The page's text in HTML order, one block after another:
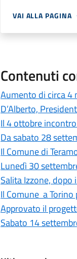
VAI ALLA PAGINA
Contenuti
Aumento di circa 4
D’Alberto,
Il 4 ottobre
Da sabato 28
Il Comune di
Lunedì 30
Salita Izzone,
Il Comune a Torino
Approvato il
Sabato 14